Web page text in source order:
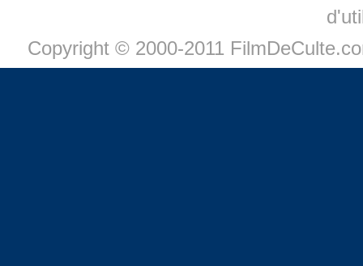
Copyright © 2000-2011